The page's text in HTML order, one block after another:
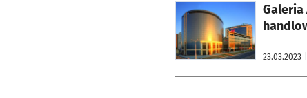
Galeria
23.03.2023
otworzy się w nowej karcie